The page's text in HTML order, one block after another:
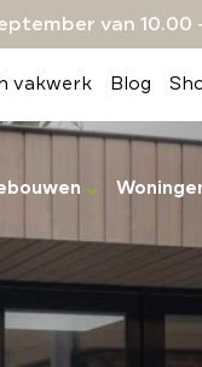
van 10.00
vakwerk Blog